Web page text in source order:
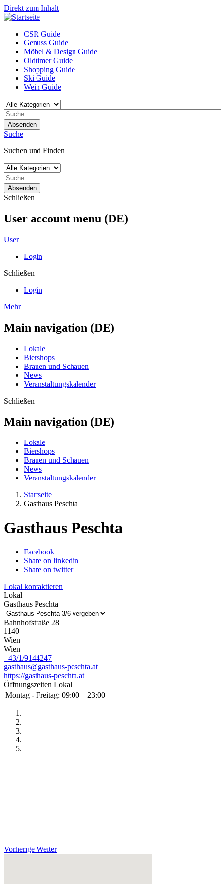
Direkt zum Inhalt
CSR Guide
Genuss Guide
Möbel & Design Guide
Oldtimer Guide
Shopping Guide
Ski Guide
Wein Guide
Absenden
Suche
Suchen und Finden
Absenden
Schließen
User account menu (DE)
User
Login
Schließen
Login
Mehr
Main navigation (DE)
Lokale
Biershops
Brauen und Schauen
News
Veranstaltungskalender
Schließen
Main navigation (DE)
Lokale
Biershops
Brauen und Schauen
News
Veranstaltungskalender
Startseite
Gasthaus Peschta
Gasthaus Peschta
Facebook
Share on linkedin
Share on twitter
Lokal kontaktieren
Lokal
Gasthaus Peschta
Bahnhofstraße 28
1140
Wien
Wien
+43/1/9144247
gasthaus@gasthaus-peschta.at
https://gasthaus-peschta.at
Öffnungszeiten Lokal
Montag - Freitag: 09:00 – 23:00
Vorherige Weiter